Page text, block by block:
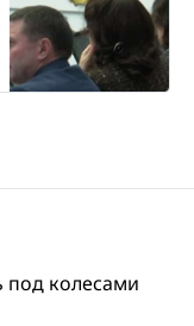
под колесами